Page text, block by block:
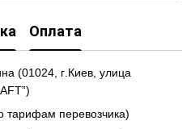
Оплата
(01024, г .Киев, улица
тарифам перевозчика)